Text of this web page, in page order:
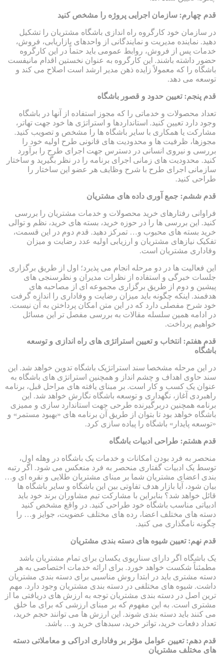
قدم چهارم: سازمان اجرایی پروژه را مشخص کنید
در سازمان خود کارگروه راه اندازی باشگاه مشتریان را تشکیل
دهید. نماینده مدیریت و نمایندگانی از واحدهای بازاریابی، فروش،
خدمات پس از فروش، روابط عمومی باید حتماً در این کارگروه
حضور داشته باشند. این کارگروه به عنوان نخستین اقدام مانیفست
باشگاه را که معمولاً زایده ذهن مدیر ارشد است اصلاح می کند و
توسعه می دهد.
قدم پنجم: تعیین حدود و قصور باشگاه
تعداد محصولات و خدماتی را که مجوز استفاده از آنها در باشگاه
وجود دارد تعیین کنید. استانداردها و استراتژی ها خود جهت تهاتر،
مشارکت یا همکاری با سایر باشگاه ها را مشخص و تصویب کنید.
مجوزها، ظرفیت ها و محدودیت های قانونی طرح اولیه خود را
بررسی و نیروی انسانی در دسترس جهت اجرای طرح را برآورد
کنید. محدودیت های زمانی اجرای برنامه را در نظر بگیرید و ساختار
سازمانی اجرای طرح با شرح وظایف هر عضو این ساختار را
طراحی کنید.
قدم ششم: جمع آوری داده های مشتریان
فراوانی رفتارهای خرید محصولات و خدمات مشتریان را بررسی
کنید. این بررسی ها را در حوزه خرید، بسته های خرید، نظم و توالی
خرید بسته های محبوب و… تمرکز دهید. قدم دوم در این قسمت،
تفکیک نیازهای مشتریان و ارزیابی اولیه عدد رضایت و میزان
وفاداری مشتریان است.
این فعالیت ها در دو مرحله انجام می پذیرد؛ اول از طریق برگزاری
جلسات خبرگی و استفاده از نظرات مدیران و نظرسنجی های
پیشین و دوم از طریق برگزاری مجموعه ای از مصاحبه های
هدفمند. اینکه چگونه باید میزان رضایت و وفاداری را اندازه گرفت
خود شرح مفصلی دارد که در این متن امکان پرداختن به آن نیست.
در ادامه همین سلسله مقالات به بررسی مفصل تر این مسائل
خواهیم پرداخت.
قدم هفتم: انتخاب و تعیین استراتژی های راه اندازی و توسعه
باشگاه
در این مرحله مشخصا سند استراتژیک باشگاه تدوین خواهد شد. این
سند حاوی اهداف و چشم انداز و همچنین استراتژی های باشگاه به
عنوان یک کسب و کار است. بر مبنای یافته های مراحل قبل، برنامه
راهبردی آغاز، نگهداری و توسعه باشگاه نگارش خواهد شد. این
برنامه همچنین دربرگیرنده طرحی جهت استاندارد سازی و ممیزی
باشگاه خواهد بود تا بتوان از طریق آن برنامه های «بهبود مستمر» و
«توسعه پایدار» باشگاه را پیاده سازی کرد.
قدم هشتم: طراحی ادبیات باشگاه
منحصر به فرد بودن امکانات و خدمات یک باشگاه در وهله اول،
توسط یک ادبیات گفتاری منحصر به فرد منعکس می شود. اگر رتبه
بندی اعضای مشتریان شما بر مبنای مشتریان طلایی و نقره ای و…
بیان شود، آیا بازار هدف تفاوتی بین این باشگاه و سایر باشگاه ها
قائل خواهد شد؟ بنابراین با مشارکت تیم مشاوران برند خود باید
ادبیاتی مناسب باشگاه خود طراحی کنید. در واقع مشخص کنید
دسته های مختلف اعضا، رده های مختلف عضویت، جوایز و… را
چگونه نامگذاری می کنید.
قدم نهم: تعیین شیوه های دسته بندی مشتریان
یک باشگاه اگر دارای سناریوی یکسان برای تمام مشتریان باشد
مطمئناً شکست خواهد خورد. برای ارائه خدمات اختصاصی به هر
دسته مشتری باید در ابتدا روش مناسبی برای دسته بندی مشتریان
داشت. شیوه های مختلفی در دسته بندی مشتریان وجود دارد. مهم
ترین اصل در دسته بندی مشتریان توجه به ارزش های دریافتی ما از
مشتری است. به این مفهوم که بر مبنای ارزشی که برای ما خلق
می کنند باید دسته بندی شوند. این ارزش ها می توانند حجم خرید،
تعداد دفعات خرید، تواتر خرید، سبدهای خرید و… باشد.
قدم دهم: تعیین عوامل مؤثر بر وفاداری ادراکی و معاملاتی دسته
های مختلف مشتریان